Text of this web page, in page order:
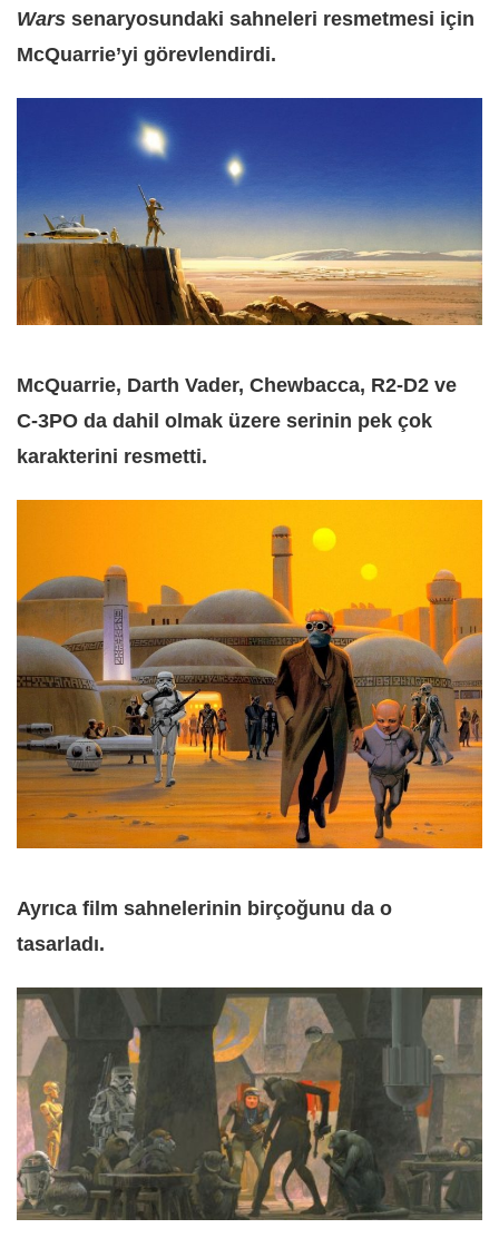
Wars senaryosundaki sahneleri resmetmesi için
McQuarrie’yi görevlendirdi.
McQuarrie, Darth Vader, Chewbacca, R2-D2 ve
C-3PO da dahil olmak üzere serinin pek çok
karakterini resmetti.
Ayrıca film sahnelerinin birçoğunu da o
tasarladı.